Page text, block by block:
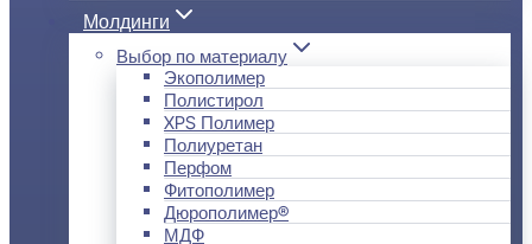
Молдинги
Выбор по материалу
Экополимер
Полистирол
XPS Полимер
Полиуретан
Перфом
Фитополимер
Дюрополимер®
МДФ